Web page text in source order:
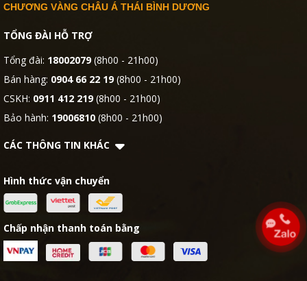
CHƯƠNG VÀNG CHÂU Á THÁI BÌNH DƯƠNG
TỔNG ĐÀI HỖ TRỢ
Tổng đài: 18002079(8h00 - 21h00)
Bán hàng: 0904 66 22 19(8h00 - 21h00)
CSKH: 0911 412 219(8h00 - 21h00)
Bảo hành: 19006810 (8h00 - 21h00)
CÁC THÔNG TIN KHÁC
Hình thức vận chuyển
Chấp nhận thanh toán bằng